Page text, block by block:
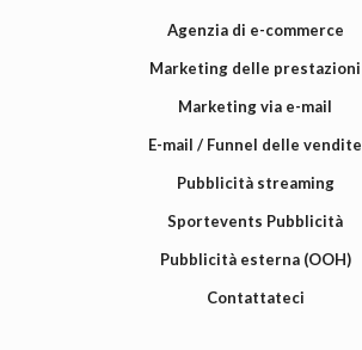
Agenzia di e-commerce
Marketing delle prestazioni
Marketing via e-mail
E-mail / Funnel delle vendite
Pubblicità streaming
Sportevents Pubblicità
Pubblicità esterna (OOH)
Contattateci